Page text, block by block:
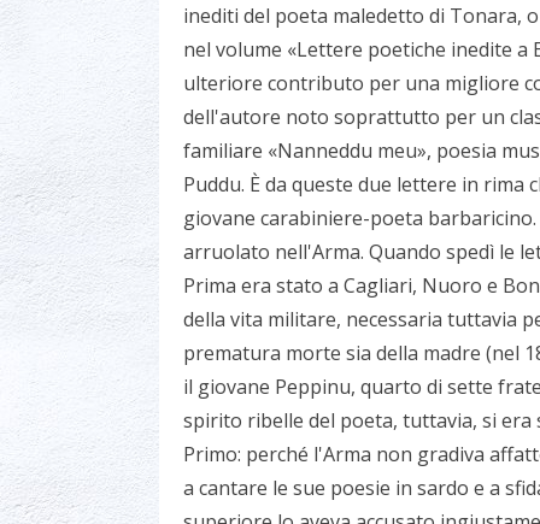
inediti del poeta maledetto di Tonara,
nel volume «Lettere poetiche inedite a
ulteriore contributo per una migliore
dell'autore noto soprattutto per un
familiare «Nanneddu meu», poesia
Puddu. È da queste due lettere in
giovane carabiniere-poeta
arruolato nell'Arma. Quando spedì le
Prima era stato a Cagliari, Nuoro e
della vita militare, necessaria tuttavia
prematura morte sia della madre (nel
il giovane Peppinu, quarto di sette
spirito ribelle del poeta, tuttavia, si
Primo: perché l'Arma non gradiva
a cantare le sue poesie in sardo e a